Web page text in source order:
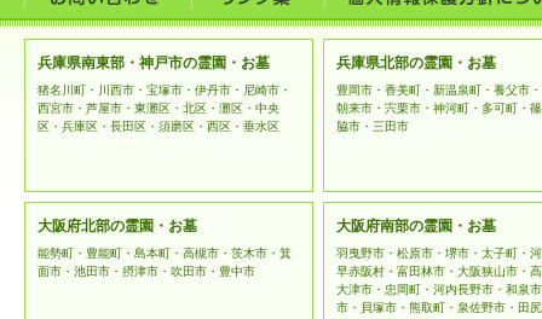
兵庫県南東部・神戸市の霊園・お墓
猪名川町・川西市・宝塚市・伊丹市・尼崎市・
西宮市・芦屋市・東灘区・北区・灘区・中央
区・兵庫区・長田区・須磨区・西区・垂水区
兵庫県北部の霊園・お墓
豊岡市・香美町・新温泉町・養父市
朝来市・宍栗市・神河町・多可町・
脇市・三田市
大阪府北部の霊園・お墓
能勢町・豊能町・島本町・高槻市・茨木市・箕
面市・池田市・摂津市・吹田市・豊中市
大阪府南部の霊園・お墓
羽曳野市・松原市・堺市・太子町・
早赤阪村・富田林市・大阪狭山市・
大津市・忠岡町・河内長野市・和泉
市・貝塚市・熊取町・泉佐野市・田